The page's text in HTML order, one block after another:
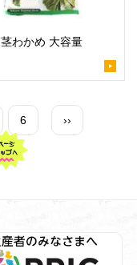
茎わかめ 大容量
6 ››